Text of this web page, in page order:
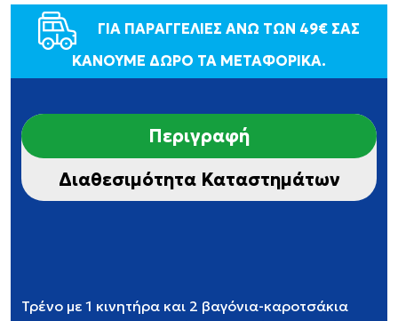
ΓΙΑ ΠΑΡΑΓΓΕΛΙΕΣ ΑΝΩ ΤΩΝ 49€ ΣΑΣ
ΚΑΝΟΥΜΕ ΔΩΡΟ ΤΑ ΜΕΤΑΦΟΡΙΚΑ.
Περιγραφή
Διαθεσιμότητα Καταστημάτων
Τρένο με 1 κινητήρα και 2 βαγόνια-καροτσάκια